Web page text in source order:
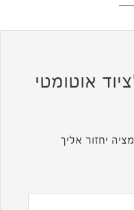
אוטומטי
יחזור אליך